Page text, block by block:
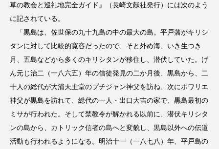
草の教会と巡礼地完全ガイド』（長崎文献社発行）には次のよう
に記されている。
「黒島は、佐世保の九十九島の中の最大の島。平戸藩がキリシ
タンに対して比較的寛容だったので、そと外め海、いき生つき
月、五島などから多くのキリシタンが移住し、潜伏していた。げ
ん元じ治二（一八六五）年の信徒発見の二か月後、黒島から、二
十人の総代が大浦天主堂のプチジャン神父を訪ね、次にポワリエ
神父が黒島を訪れて、総代の一人・出口大吉の家で、黒島最初の
ミサが行われた。そして禁教令が解かれる以前に、潜伏キリシタ
ンの島から、カトリック信者の島へと変貌し、黒島以外への伝道
活動も行われるようになる。明治十一（一八七八）年、平戸島の